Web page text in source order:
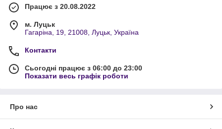
Працює з 20.08.2022
м. Луцьк
Гагаріна, 19, 21008, Луцьк, Україна
Контакти
Сьогодні працює з 06:00 до 23:00
Показати весь графік роботи
Про нас